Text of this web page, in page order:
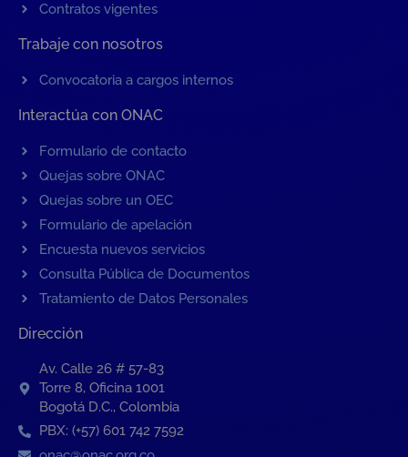
Contratos vigentes
Trabaje con nosotros
Convocatoria a cargos internos
Interactúa con ONAC
Formulario de contacto
Quejas sobre ONAC
Quejas sobre un OEC
Formulario de apelación
Encuesta nuevos servicios
Consulta Pública de Documentos
Tratamiento de Datos Personales
Dirección
Av. Calle 26 # 57-83
Torre 8, Oficina 1001
Bogotá D.C., Colombia
PBX: (+57) 601 742 7592